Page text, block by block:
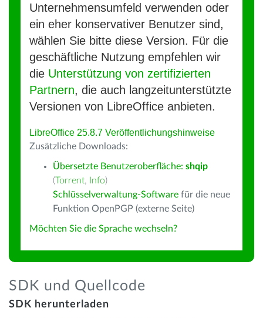
Unternehmensumfeld verwenden oder
ein eher konservativer Benutzer sind,
wählen Sie bitte diese Version. Für die
geschäftliche Nutzung empfehlen wir
die Unterstützung von zertifizierten
Partnern, die auch langzeitunterstützte
Versionen von LibreOffice anbieten.
LibreOffice 25.8.7 Veröffentlichungshinweise
Zusätzliche Downloads:
Übersetzte Benutzeroberfläche: shqip
(Torrent, Info)
Schlüsselverwaltung-Software für die neue
Funktion OpenPGP (externe Seite)
Möchten Sie die Sprache wechseln?
SDK und Quellcode
SDK herunterladen